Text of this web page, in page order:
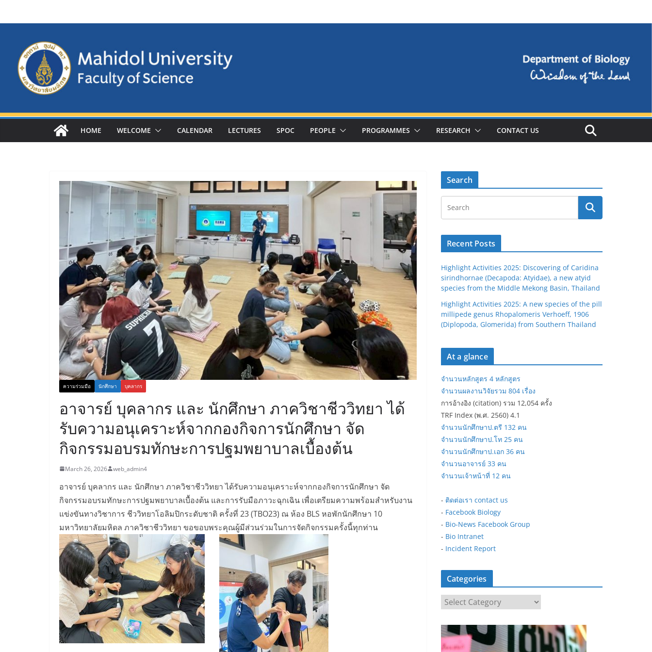
HOME WELCOME CALENDAR LECTURES SPOC PEOPLE PROGRAMMES RESEARCH CONTACT US
ความร่วมมือ นักศึกษา บุคลากร
อาจารย์ บุคลากร และ นักศึกษา ภาควิชาชีววิทยา ได้
รับความอนุเคราะห์จากกองกิจการนักศึกษา จัด
กิจกรรมอบรมทักษะการปฐมพยาบาลเบื้องต้น
March 26, 2026 web_admin4
อาจารย์ บุคลากร และ นักศึกษา ภาควิชาชีววิทยา ได้รับความอนุเคราะห์จากกองกิจการนักศึกษา จัด
กิจกรรมอบรมทักษะการปฐมพยาบาลเบื้องต้น และการรับมือภาวะฉุกเฉิน เพื่อเตรียมความพร้อมสำหรับงาน
แข่งขันทางวิชาการ ชีววิทยาโอลิมปิกระดับชาติ ครั้งที่ 23 (TBO23) ณ ห้อง BLS หอพักนักศึกษา 10
มหาวิทยาลัยมหิดล ภาควิชาชีววิทยา ขอขอบพระคุณผู้มีส่วนร่วมในการจัดกิจกรรมครั้งนี้ทุกท่าน
Search
Recent Posts
Highlight Activities 2025: Discovering of Caridina
sirindhornae (Decapoda: Atyidae), a new atyid
species from the Middle Mekong Basin, Thailand
Highlight Activities 2025: A new species of the pill
millipede genus Rhopalomeris Verhoeff, 1906
(Diplopoda, Glomerida) from Southern Thailand
At a glance
จำนวนหลักสูตร 4 หลักสูตร
จำนวนผลงานวิจัยรวม 804 เรื่อง
การอ้างอิง (citation) รวม 12,054 ครั้ง
TRF Index (พ.ศ. 2560) 4.1
จำนวนนักศึกษาป.ตรี 132 คน
จำนวนนักศึกษาป.โท 25 คน
จำนวนนักศึกษาป.เอก 36 คน
จำนวนอาจารย์ 33 คน
จำนวนเจ้าหน้าที่ 12 คน
- ติดต่อเรา contact us
- Facebook Biology
- Bio-News Facebook Group
- Bio Intranet
- Incident Report
Categories
a
t
e
g